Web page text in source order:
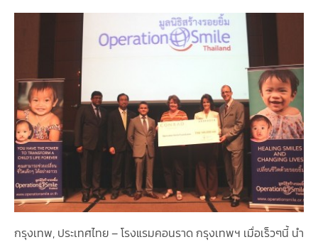
กรุงเทพ, ประเทศไทย – โรงแรมคอนราด กรุงเทพฯ เมื่อเร็วๆนี้ นำ